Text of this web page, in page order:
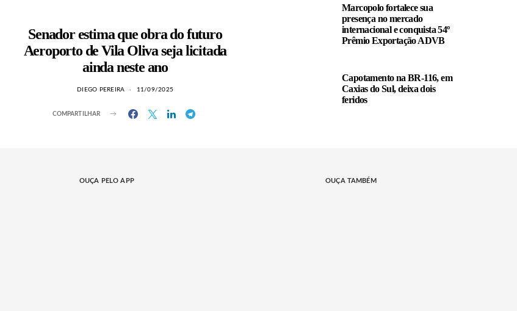
Senador estima que obra do futuro
Aeroporto de Vila Oliva seja licitada
ainda neste ano
DIEGO PEREIRA 11/09/2025
COMPARTILHAR
Marcopolo fortalece sua
presença no mercado
internacional e conquista 54º
Prêmio Exportação ADVB
Capotamento na BR-116, em
Caxias do Sul, deixa dois
feridos
OUÇA PELO APP OUÇA TAMBÉM